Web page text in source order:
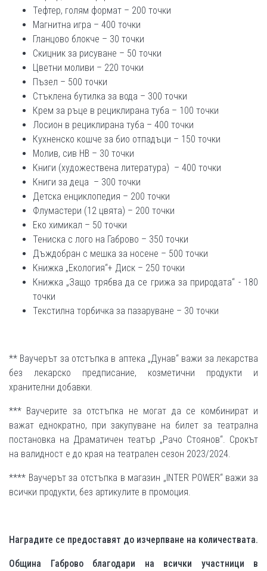
Тефтер, голям формат – 200 точки
Магнитна игра – 400 точки
Гланцово блокче – 30 точки
Скицник за рисуване – 50 точки
Цветни моливи – 220 точки
Пъзел – 500 точки
Стъклена бутилка за вода – 300 точки
Крем за ръце в рециклирана туба – 100 точки
Лосион в рециклирана туба – 400 точки
Кухненско кошче за био отпадъци – 150 точки
Молив, сив НВ – 30 точки
Книги (художествена литература) – 400 точки
Книги за деца – 300 точки
Детска енциклопедия – 200 точки
Флумастери (12 цвята) – 200 точки
Еко химикал – 50 точки
Тениска с лого на Габрово – 350 точки
Дъждобран с мешка за носене – 500 точки
Книжка „Екология“+ Диск – 250 точки
Книжка „Защо трябва да се грижа за природата“ - 180
точки
Текстилна торбичка за пазаруване – 30 точки
** Ваучерът за отстъпка в аптека „Дунав“ важи за лекарства
без лекарско предписание, козметични продукти и
хранителни добавки.
*** Ваучерите за отстъпка не могат да се комбинират и
важат еднократно, при закупуване на билет за театрална
постановка на Драматичен театър „Рачо Стоянов“. Срокът
на валидност е до края на театрален сезон 2023/2024.
**** Ваучерът за отстъпка в магазин „INTER POWER“ важи за
всички продукти, без артикулите в промоция.
Наградите се предоставят до изчерпване на количествата.
Община Габрово благодари на всички участници в